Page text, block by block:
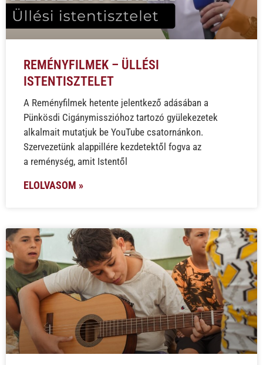
REMÉNYFILMEK – ÜLLÉSI
ISTENTISZTELET
A Reményfilmek hetente jelentkező adásában a
Pünkösdi Cigánymisszióhoz tartozó gyülekezetek
alkalmait mutatjuk be YouTube csatornánkon.
Szervezetünk alappillére kezdetektől fogva az
a reménység, amit Istentől
ELOLVASOM »